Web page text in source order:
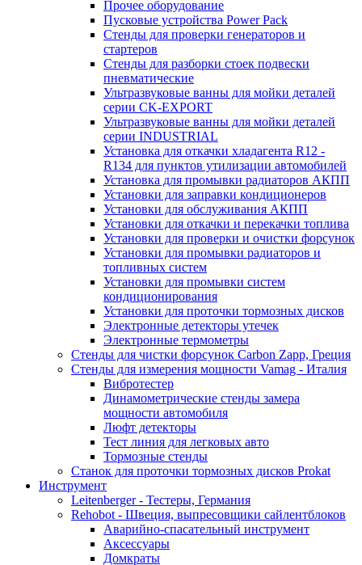
Прочее оборудование
Пусковые устройства Power Pack
Стенды для проверки генераторов и
стартеров
Стенды для разборки стоек подвески
пневматические
Ультразвуковые ванны для мойки деталей
серии CK-EXPORT
Ультразвуковые ванны для мойки деталей
серии INDUSTRIAL
Установка для откачки хладагента R12 -
R134 для пунктов утилизации автомобилей
Установка для промывки радиаторов АКПП
Установки для заправки кондиционеров
Установки для обслуживания АКПП
Установки для откачки и перекачки топлива
Установки для проверки и очистки форсунок
Установки для промывки радиаторов и
топливных систем
Установки для промывки систем
кондиционирования
Установки для проточки тормозных дисков
Электронные детекторы утечек
Электронные термометры
Стенды для чистки форсунок Carbon Zapp, Греция
Стенды для измерения мощности Vamag - Италия
Вибротестер
Динамометрические стенды замера
мощности автомобиля
Люфт детекторы
Тест линия для легковых авто
Тормозные стенды
Станок для проточки тормозных дисков Prokat
Инструмент
Leitenberger - Тестеры, Германия
Rehobot - Швеция, выпресовщики сайлентблоков
Аварийно-спасательный инструмент
Аксессуары
Домкраты